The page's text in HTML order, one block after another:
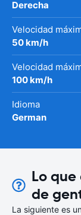
Derecha
Velocidad
50 km/h
Velocidad
100 km/h
Idioma
German
Lo
de
La siguiente es